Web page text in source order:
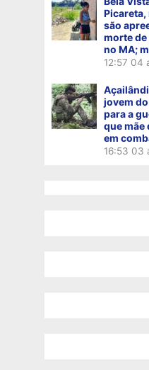
Picareta,
são
morte de
no MA;
12:57 04
jovem
para a
que mãe
em
16:53 03